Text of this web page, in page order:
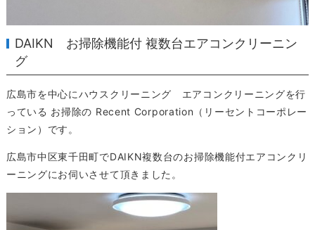
DAIKN お掃除機能付 複数台エアコンクリーニン
グ
広島市を中心にハウスクリーニング エアコンクリーニングを行
っている お掃除の Recent Corporation（リーセントコーポレー
ション）です。
広島市中区東千田町でDAIKN複数台のお掃除機能付エアコンクリ
ーニングにお伺いさせて頂きました。